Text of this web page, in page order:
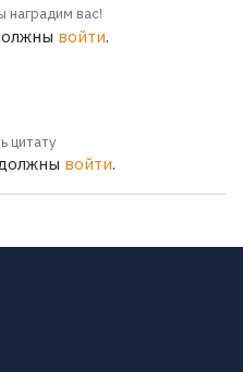
наградим вас!
войти.
цитату
войти.